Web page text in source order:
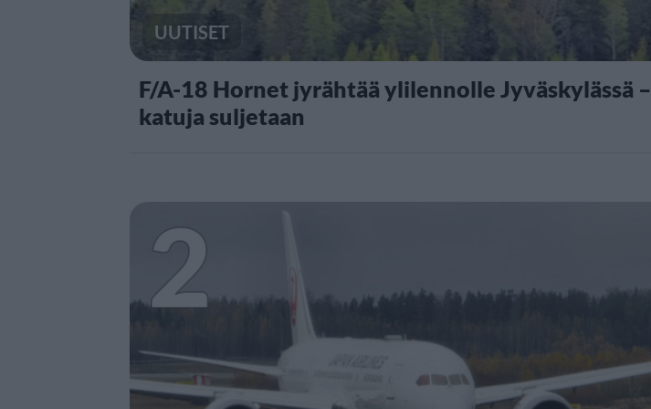
UUTISET
F/A-18 Hornet jyrähtää ylilennolle Jyväskylässä –
katuja suljetaan
2